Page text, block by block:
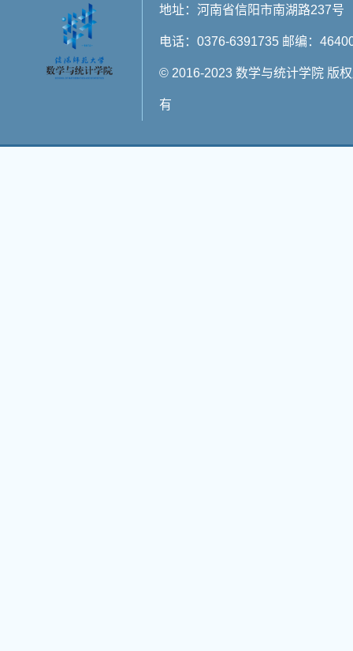
地址：河南省信阳市南湖路237号
电话：0376-6391735 邮编：
© 2016-2023 数学与统计学院 版
有